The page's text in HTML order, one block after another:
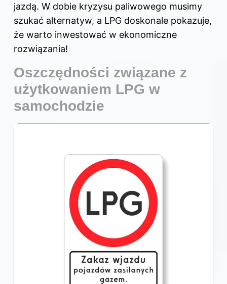
jazdą. W dobie kryzysu paliwowego musimy
szukać alternatyw, a LPG doskonale pokazuje,
że warto inwestować w ekonomiczne
rozwiązania!
Oszczędności związane z
użytkowaniem LPG w
samochodzie